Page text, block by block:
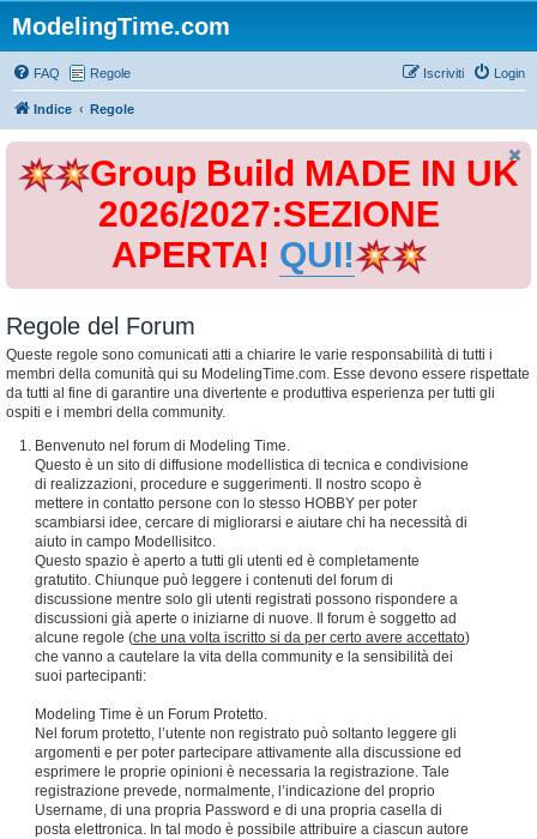
ModelingTime.com
FAQ Regole Login
Iscriviti
Indice Regole
Group Build MADE IN UK
2026/2027:SEZIONE
APERTA! QUI!
Regole del Forum
Queste regole sono comunicati atti a chiarire le varie responsabilità di tutti i
membri della comunità qui su ModelingTime.com. Esse devono essere rispettate
da tutti al fine di garantire una divertente e produttiva esperienza per tutti gli
ospiti e i membri della community.
Benvenuto nel forum di Modeling Time.
Questo è un sito di diffusione modellistica di tecnica e condivisione
di realizzazioni, procedure e suggerimenti. Il nostro scopo è
mettere in contatto persone con lo stesso HOBBY per poter
scambiarsi idee, cercare di migliorarsi e aiutare chi ha necessità di
aiuto in campo Modellisitco.
Questo spazio è aperto a tutti gli utenti ed è completamente
gratutito. Chiunque può leggere i contenuti del forum di
discussione mentre solo gli utenti registrati possono rispondere a
discussioni già aperte o iniziarne di nuove. Il forum è soggetto ad
alcune regole (che una volta iscritto si da per certo avere accettato)
che vanno a cautelare la vita della community e la sensibilità dei
suoi partecipanti:
Modeling Time è un Forum Protetto.
Nel forum protetto, l’utente non registrato può soltanto leggere gli
argomenti e per poter partecipare attivamente alla discussione ed
esprimere le proprie opinioni è necessaria la registrazione. Tale
registrazione prevede, normalmente, l’indicazione del proprio
Username, di una propria Password e di una propria casella di
posta elettronica. In tal modo è possibile attribuire a ciascun autore